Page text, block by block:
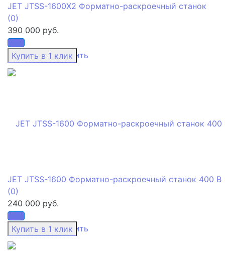
избранное сравнить
JET JTSS-1600X2 Форматно-раскроечный станок
(0)
390 000 руб.
избранное сравнить
JET JTSS-1600 Форматно-раскроечный станок 400 В
(0)
240 000 руб.